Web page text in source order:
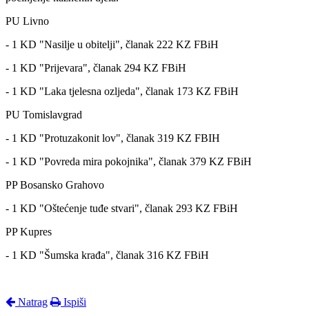
PU Livno
- 1 KD "Nasilje u obitelji", članak 222 KZ FBiH
- 1 KD "Prijevara", članak 294 KZ FBiH
- 1 KD "Laka tjelesna ozljeda", članak 173 KZ FBiH
PU Tomislavgrad
- 1 KD "Protuzakonit lov", članak 319 KZ FBIH
- 1 KD "Povreda mira pokojnika", članak 379 KZ FBiH
PP Bosansko Grahovo
- 1 KD "Oštećenje tuđe stvari", članak 293 KZ FBiH
PP Kupres
- 1 KD "Šumska krađa", članak 316 KZ FBiH
Natrag Ispiši